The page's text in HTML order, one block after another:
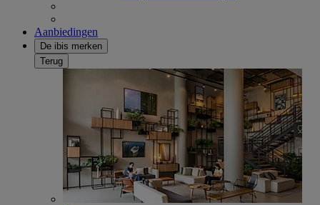
Aanbiedingen
De ibis merken
Terug